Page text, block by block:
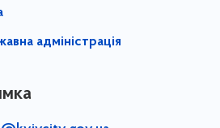
адміністрація